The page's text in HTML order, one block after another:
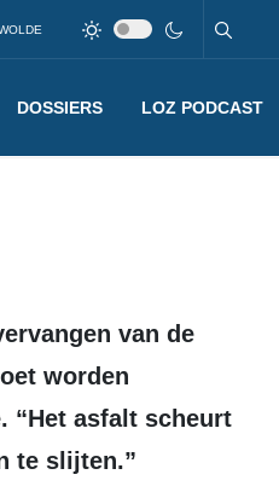
DOSSIERS LOZ PODCAST
worden
“Het asfalt scheurt
te slijten.”